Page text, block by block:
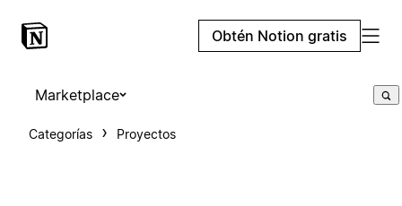
Obtén Notion gratis
Marketplace
Categorías Proyectos